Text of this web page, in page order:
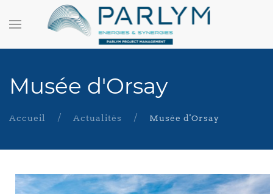
Musée d'Orsay
Accueil Actualités Musée d'Orsay